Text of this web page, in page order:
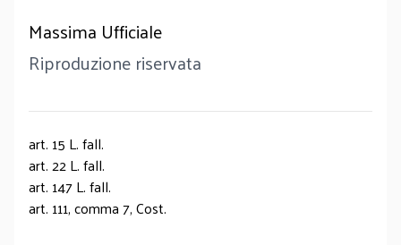
Massima Ufficiale
Riproduzione riservata
art. 15 L. fall.
art. 22 L. fall.
art. 147 L. fall.
art. 111, comma 7, Cost.